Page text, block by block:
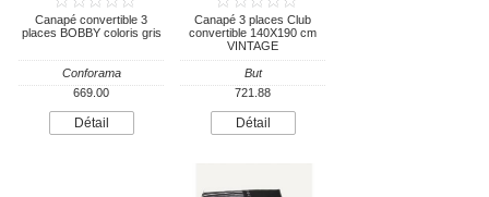
Canapé convertible 3
places BOBBY coloris gris
Conforama
669.00
Détail
Canapé 3 places Club
convertible 140X190 cm
VINTAGE
But
721.88
Détail